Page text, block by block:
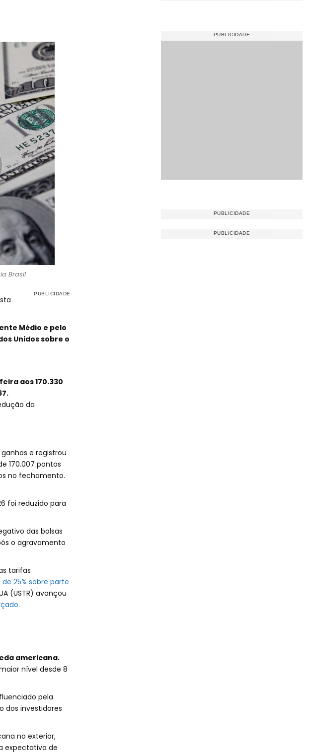
Brasil
Médio e pelo
Unidos sobre o
aos 170.330
da
e registrou
170.007 pontos
no fechamento.
foi reduzido para
das bolsas
o agravamento
tarifas
de 25% sobre parte
(USTR) avançou
.
americana.
nível desde 8
pela
dos investidores
no exterior,
expectativa de